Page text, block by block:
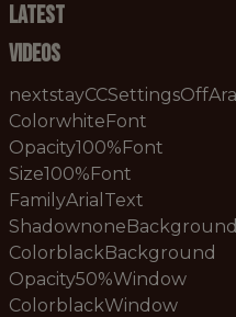
Latest
Videos
ColorwhiteFont
Opacity100%Font
Size100%Font
FamilyArialText
ShadownoneBackground
ColorblackBackground
Opacity50%Window
ColorblackWindow